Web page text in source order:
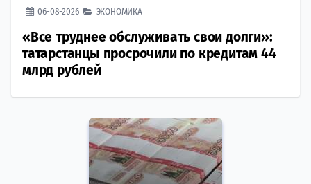
06-08-2026 ЭКОНОМИКА
«Все труднее обслуживать свои долги»:
татарстанцы просрочили по кредитам 44
млрд рублей